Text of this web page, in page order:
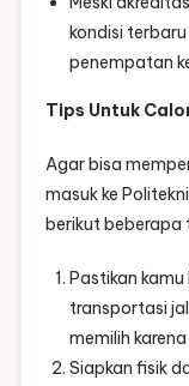
kondisi
penempatan
Tips Untuk
Agar bisa
masuk ke
berikut beberapa
Pastikan
transportasi
memilih
Siapkan fisik